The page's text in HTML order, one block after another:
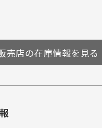
売店の在庫情報を見る